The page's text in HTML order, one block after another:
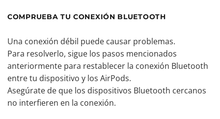
COMPRUEBA TU CONEXIÓN BLUETOOTH
Una conexión débil puede causar problemas.
Para resolverlo, sigue los pasos mencionados
anteriormente para restablecer la conexión Bluetooth
entre tu dispositivo y los AirPods.
Asegúrate de que los dispositivos Bluetooth cercanos
no interfieren en la conexión.